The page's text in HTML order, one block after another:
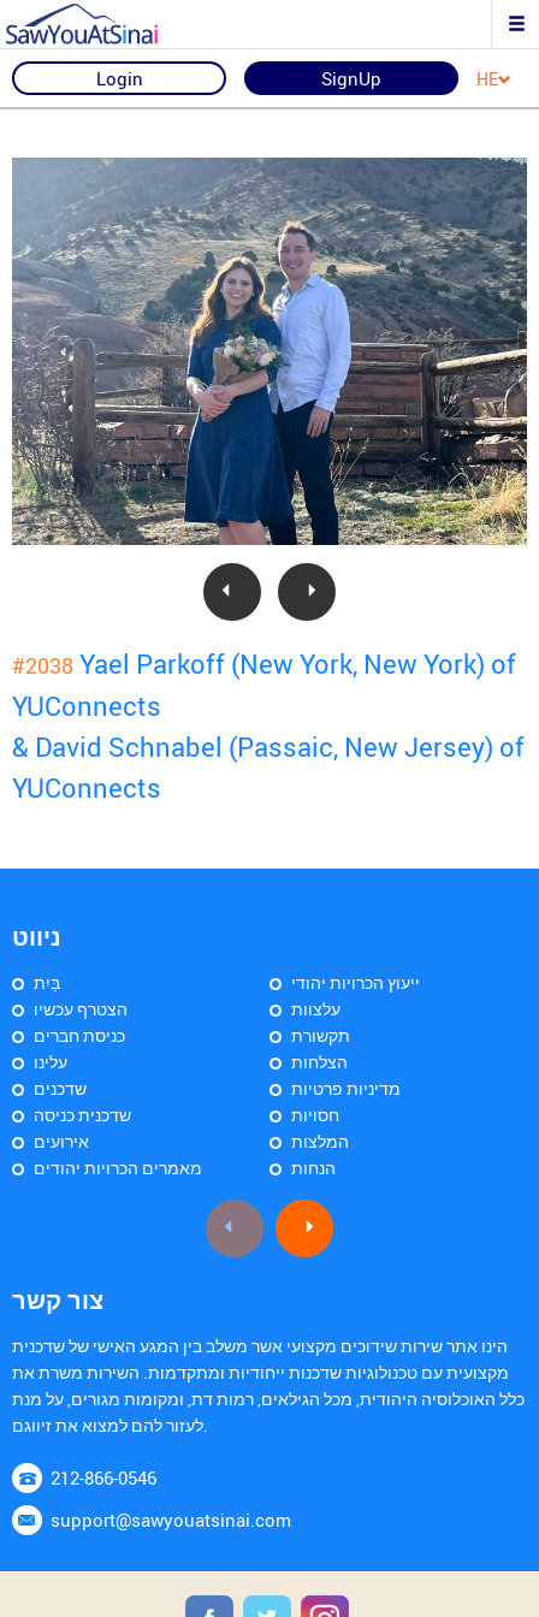
Login SignUp HE
#2038 Yael Parkoff (New York, New York) of
YUConnects
& David Schnabel (Passaic, New Jersey) of
YUConnects
ניווט
בַּיִת
הצטרף עכשיו
כניסת חברים
עלינו
שדכנים
שדכנית כניסה
אירועים
מאמרים הכרויות יהודים
ייעוץ הכרויות יהודי
עלצוות
תקשורת
הצלחות
מדיניות פרטיות
חסויות
המלצות
הנחות
צור קשר
הינו אתר שירות שידוכים מקצועי אשר משלב בין המגע האישי של שדכנית
מקצועית עם טכנולוגיות שדכנות ייחודיות ומתקדמות. השירות משרת את
כלל האוכלוסיה היהודית, מכל הגילאים, רמות דת, ומקומות מגורים, על מנת
לעזור להם למצוא את זיווגם.
212-866-0546
support@sawyouatsinai.com